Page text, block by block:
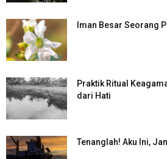
Iman Besar Seorang
Praktik Ritual
dari Hati
Tenanglah! Aku Ini,